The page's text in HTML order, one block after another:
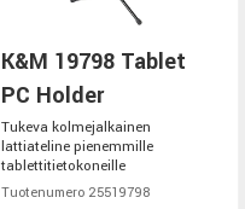
K&M 19798 Tablet
PC Holder
Tukeva kolmejalkainen
lattiateline pienemmille
tablettitietokoneille
Tuotenumero 25519798